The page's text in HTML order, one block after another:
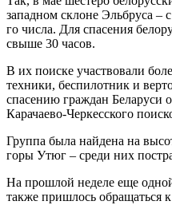
западном склоне Эльбруса –
го числа. Для спасения
свыше 30 часов.
В их поиске участвовали
техники, беспилотник и
спасению граждан Беларуси
Карачаево-Черкесского
Группа была найдена на
горы Утюг – среди них
На прошлой неделе еще
также пришлось обращаться к